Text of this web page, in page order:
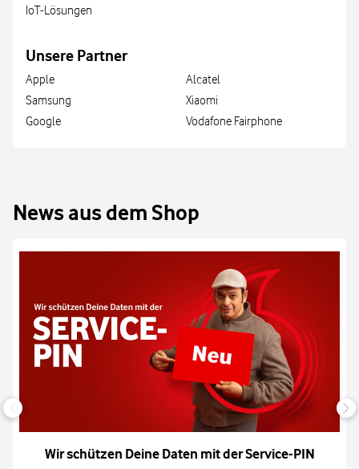
IoT-Lösungen
Unsere Partner
Apple
Samsung
Google
Alcatel
Xiaomi
Vodafone Fairphone
News aus dem Shop
Wir schützen Deine Daten mit der Service-PIN